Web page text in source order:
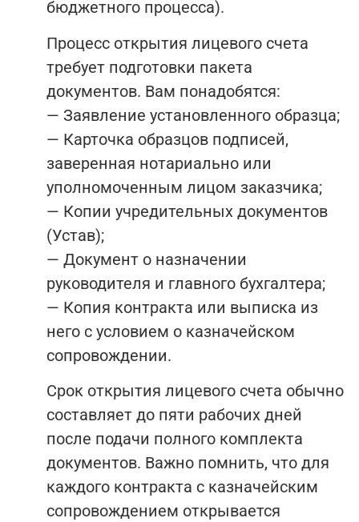
бюджетного процесса).
Процесс открытия лицевого счета
требует подготовки пакета
документов. Вам понадобятся:
— Заявление установленного образца;
— Карточка образцов подписей,
заверенная нотариально или
уполномоченным лицом заказчика;
— Копии учредительных документов
(Устав);
— Документ о назначении
руководителя и главного бухгалтера;
— Копия контракта или выписка из
него с условием о казначейском
сопровождении.
Срок открытия лицевого счета обычно
составляет до пяти рабочих дней
после подачи полного комплекта
документов. Важно помнить, что для
каждого контракта с казначейским
сопровождением открывается